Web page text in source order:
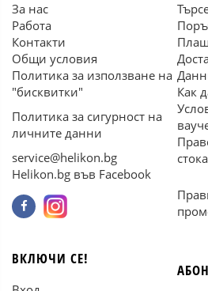
За нас
Работа
Контакти
Общи условия
Политика за използване на
"бисквитки"
Политика за сигурност на
личните данни
service@helikon.bg
Helikon.bg във Facebook
Как
стока
ВКЛЮЧИ СЕ!